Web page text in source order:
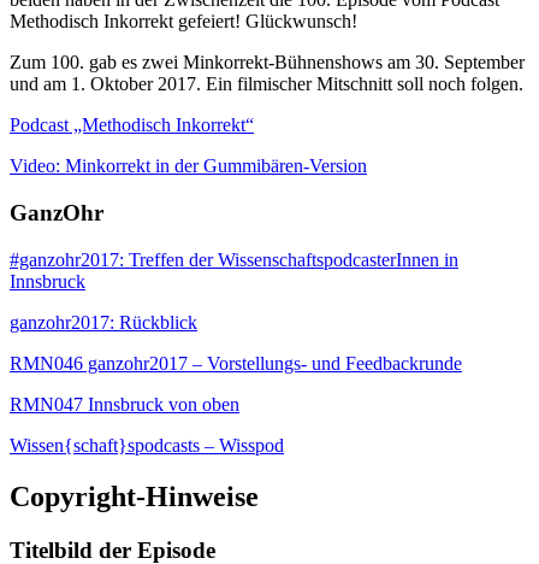
Methodisch Inkorrekt gefeiert! Glückwunsch!
Zum 100. gab es zwei Minkorrekt-Bühnenshows am 30. September
und am 1. Oktober 2017. Ein filmischer Mitschnitt soll noch folgen.
Podcast „Methodisch Inkorrekt“
Video: Minkorrekt in der Gummibären-Version
GanzOhr
#ganzohr2017: Treffen der WissenschaftspodcasterInnen in
Innsbruck
ganzohr2017: Rückblick
RMN046 ganzohr2017 – Vorstellungs- und Feedbackrunde
RMN047 Innsbruck von oben
Wissen{schaft}spodcasts – Wisspod
Copyright-Hinweise
Titelbild der Episode